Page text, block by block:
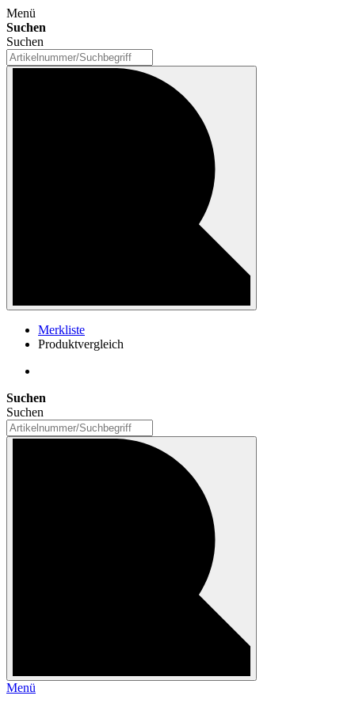
Menü
Suchen
Suchen
Merkliste
Produktvergleich
Suchen
Suchen
Menü